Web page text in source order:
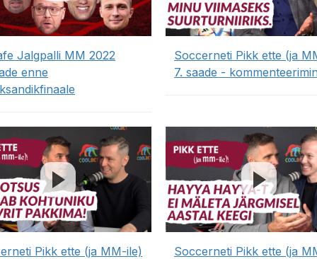
Jalgpalli MM 2022
enne
Soccerneti Pikk ette (ja
7. saade -
Pikk ette (ja MM-ile)
Soccerneti Pikk ette (ja